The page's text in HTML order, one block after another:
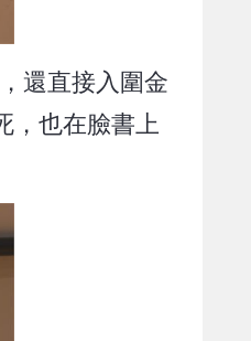
還直接入圍金
，也在臉書上